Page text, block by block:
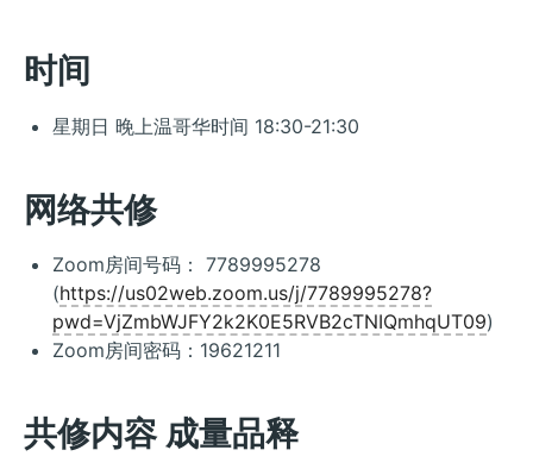
时间
星期日 晚上温哥华时间 18:30-21:30
网络共修
Zoom房间号码： 7789995278
(https://us02web.zoom.us/j/7789995278?
pwd=VjZmbWJFY2k2K0E5RVB2cTNIQmhqUT09)
Zoom房间密码：19621211
共修内容 成量品释